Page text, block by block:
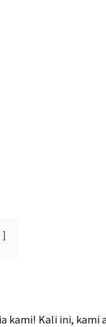
kami! Kali ini, kami